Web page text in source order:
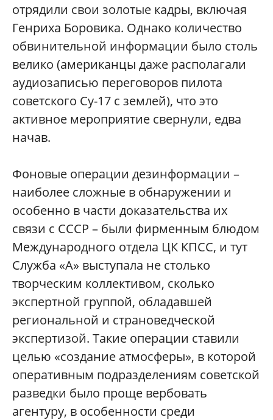
отрядили свои золотые кадры, включая
Генриха Боровика. Однако количество
обвинительной информации было столь
велико (американцы даже располагали
аудиозаписью переговоров пилота
советского Су-17 с землей), что это
активное мероприятие свернули, едва
начав.
Фоновые операции дезинформации –
наиболее сложные в обнаружении и
особенно в части доказательства их
связи с СССР – были фирменным блюдом
Международного отдела ЦК КПСС, и тут
Служба «А» выступала не столько
творческим коллективом, сколько
экспертной группой, обладавшей
региональной и страноведческой
экспертизой. Такие операции ставили
целью «создание атмосферы», в которой
оперативным подразделениям советской
разведки было проще вербовать
агентуру, в особенности среди